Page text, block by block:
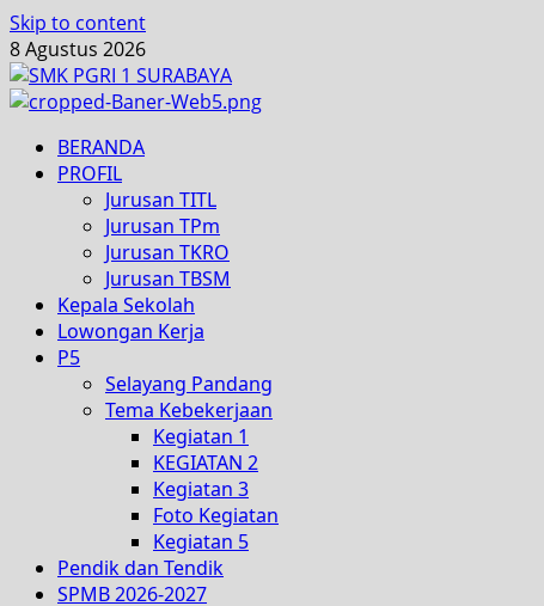
Skip to content
8 Agustus 2026
BERANDA
PROFIL
Jurusan TITL
Jurusan TPm
Jurusan TKRO
Jurusan TBSM
Kepala Sekolah
Lowongan Kerja
P5
Selayang Pandang
Tema Kebekerjaan
Kegiatan 1
KEGIATAN 2
Kegiatan 3
Foto Kegiatan
Kegiatan 5
Pendik dan Tendik
SPMB 2026-2027